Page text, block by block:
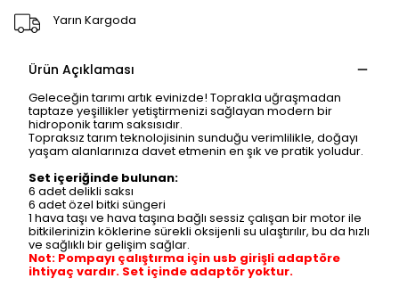
Yarın Kargoda
Ürün Açıklaması
Geleceğin tarımı artık evinizde! Toprakla uğraşmadan
taptaze yeşillikler yetiştirmenizi sağlayan modern bir
hidroponik tarım saksısıdır.
Topraksız tarım teknolojisinin sunduğu verimlilikle, doğayı
yaşam alanlarınıza davet etmenin en şık ve pratik yoludur.
Set içeriğinde bulunan:
6 adet delikli saksı
6 adet özel bitki süngeri
1 hava taşı ve hava taşına bağlı sessiz çalışan bir motor ile
bitkilerinizin köklerine sürekli oksijenli su ulaştırılır, bu da hızlı
ve sağlıklı bir gelişim sağlar.
Not: Pompayı çalıştırma için usb girişli adaptöre
ihtiyaç vardır. Set içinde adaptör yoktur.